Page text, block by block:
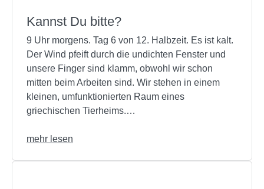
Kannst Du bitte?
9 Uhr morgens. Tag 6 von 12. Halbzeit. Es ist kalt.
Der Wind pfeift durch die undichten Fenster und
unsere Finger sind klamm, obwohl wir schon
mitten beim Arbeiten sind. Wir stehen in einem
kleinen, umfunktionierten Raum eines
griechischen Tierheims.…
mehr lesen